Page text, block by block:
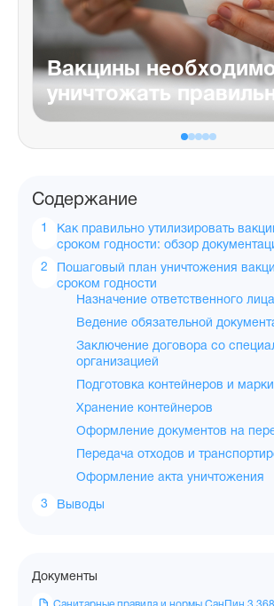
Вакцины
уничтожать
Содержание
Как правильно утилизировать
сроком годности: обзор
Пошаговый план уничтожения
сроком годности
Назначение ответственного лица
Ведение обязательной
Заключение договора со
организацией
Подготовка контейнеров и
Хранение контейнеров
Оформление документов на
Передача отходов и
Оформление акта уничтожения
Выводы
Документы